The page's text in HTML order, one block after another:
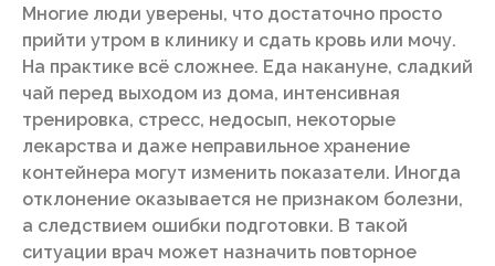
Многие люди уверены, что достаточно просто
прийти утром в клинику и сдать кровь или мочу.
На практике всё сложнее. Еда накануне, сладкий
чай перед выходом из дома, интенсивная
тренировка, стресс, недосып, некоторые
лекарства и даже неправильное хранение
контейнера могут изменить показатели. Иногда
отклонение оказывается не признаком болезни,
а следствием ошибки подготовки. В такой
ситуации врач может назначить повторное